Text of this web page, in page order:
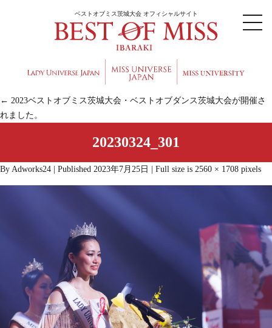
ベストオブミス茨城大会 オフィシャルサイト
← 2023ベストオブミス茨城大会・ベストオブダンス茨城大会が開催さ
れました。
20230324_301
By Adworks24 Published 2023年7月25日 Full size is 2560 × 1708 pixels